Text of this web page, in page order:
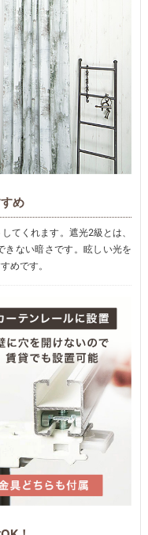
め
てくれます。遮光2級とは、
きない暗さです。眩しい光を
めです。